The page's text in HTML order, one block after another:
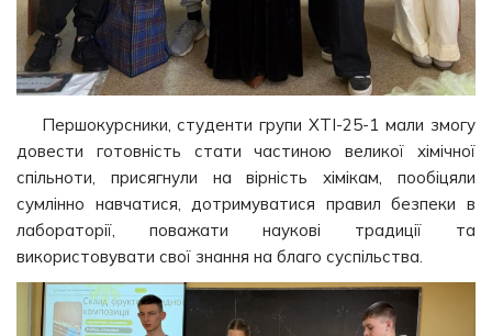
Першокурсники, студенти групи ХТІ-25-1 мали змогу
довести готовність стати частиною великої хімічної
спільноти, присягнули на вірність хімікам, пообіцяли
сумлінно навчатися, дотримуватися правил безпеки в
лабораторії, поважати наукові традиції та
використовувати свої знання на благо суспільства.